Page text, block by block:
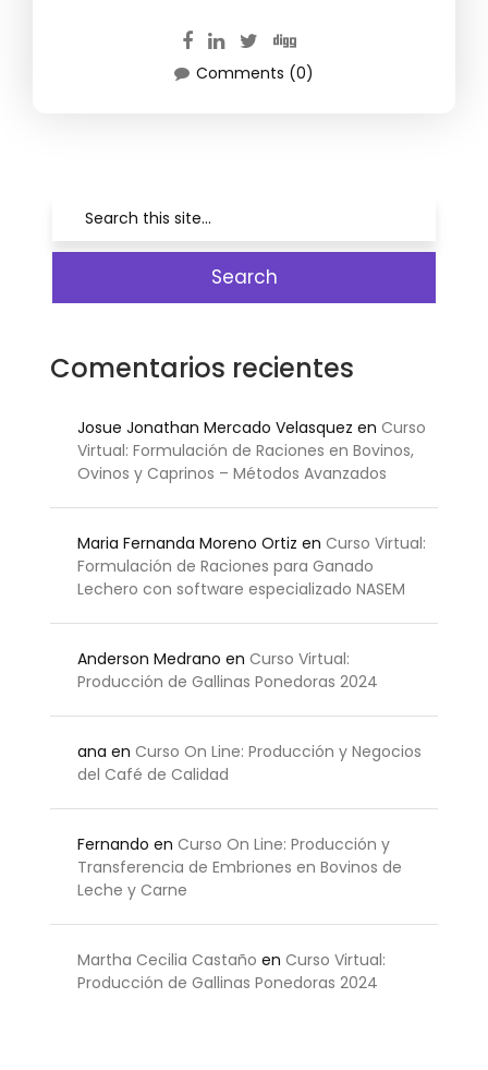
Comments (0)
Comentarios recientes
Josue Jonathan Mercado Velasquez en Curso
Virtual: Formulación de Raciones en Bovinos,
Ovinos y Caprinos – Métodos Avanzados
Maria Fernanda Moreno Ortiz en Curso Virtual:
Formulación de Raciones para Ganado
Lechero con software especializado NASEM
Anderson Medrano en Curso Virtual:
Producción de Gallinas Ponedoras 2024
ana en Curso On Line: Producción y Negocios
del Café de Calidad
Fernando en Curso On Line: Producción y
Transferencia de Embriones en Bovinos de
Leche y Carne
Martha Cecilia Castaño en Curso Virtual:
Producción de Gallinas Ponedoras 2024